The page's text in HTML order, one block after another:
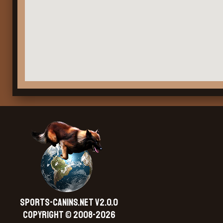
SPORTS-CANINS.NET V2.0.0
Copyright © 2008-2026